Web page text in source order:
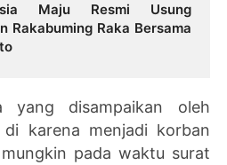
Maju Resmi Usung
Rakabuming Raka Bersama
yang disampaikan oleh
karena menjadi korban
pada waktu surat